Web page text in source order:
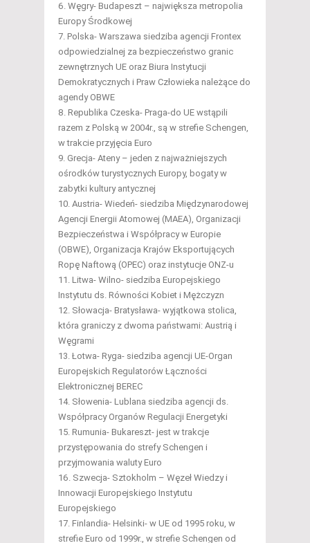
Węgry- Budapeszt – największa metropolia
Europy Środkowej
Polska- Warszawa siedziba agencji Frontex
odpowiedzialnej za bezpieczeństwo granic
zewnętrznych UE oraz Biura Instytucji
Demokratycznych i Praw Człowieka należące do
agendy OBWE
Republika Czeska- Praga-do UE wstąpili
razem z Polską w 2004r., są w strefie Schengen,
w trakcie przyjęcia Euro
Grecja- Ateny – jeden z najważniejszych
ośrodków turystycznych Europy, bogaty w
zabytki kultury antycznej
Austria- Wiedeń- siedziba Międzynarodowej
Agencji Energii Atomowej (MAEA), Organizacji
Bezpieczeństwa i Współpracy w Europie
(OBWE), Organizacja Krajów Eksportujących
Ropę Naftową (OPEC) oraz instytucje ONZ-u
Litwa- Wilno- siedziba Europejskiego
Instytutu ds. Równości Kobiet i Mężczyzn
Słowacja- Bratysława- wyjątkowa stolica,
która graniczy z dwoma państwami: Austrią i
Węgrami
Łotwa- Ryga- siedziba agencji UE-Organ
Europejskich Regulatorów Łączności
Elektronicznej BEREC
Słowenia- Lublana siedziba agencji ds.
Współpracy Organów Regulacji Energetyki
Rumunia- Bukareszt- jest w trakcje
przystępowania do strefy Schengen i
przyjmowania waluty Euro
Szwecja- Sztokholm – Węzeł Wiedzy i
Innowacji Europejskiego Instytutu
Europejskiego
Finlandia- Helsinki- w UE od 1995 roku, w
strefie Euro od 1999r., w strefie Schengen od